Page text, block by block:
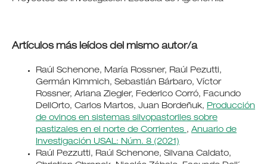
Artículos más leídos del mismo autor/a
Raúl Schenone, María Rossner, Raúl Pezutti,
Germán Kimmich, Sebastián Bárbaro, Víctor
Rossner, Ariana Ziegler, Federico Corró, Facundo
DellOrto, Carlos Martos, Juan Bordeñuk, Producción
de ovinos en sistemas silvopastoriles sobre
pastizales en el norte de Corrientes , Anuario de
Investigación USAL: Núm. 8 (2021)
Raúl Pezzutti, Raúl Schenone, Silvana Caldato,